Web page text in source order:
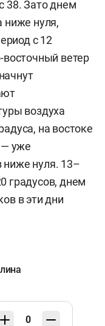
38. Зато днем
ниже нуля,
с 12
восточный ветер
воздуха
на востоке
— уже
ниже нуля. 13–
градусов, днем
в эти дни
0